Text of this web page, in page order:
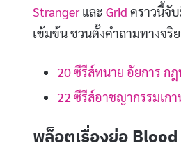
Strangerและ Grid คราวนี้จั
เข้มข้น ชวนตั้งคำถามทางจริ
20 ซีรีส์ทนาย อัยการ ก
22 ซีรีส์อาชญากรรมเก
พล็อตเรื่องย่อ